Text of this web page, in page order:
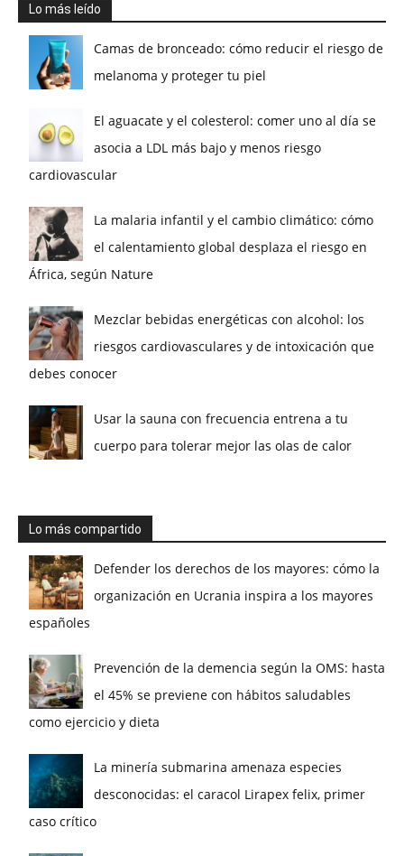
Lo más leído
Camas de bronceado: cómo reducir el riesgo de
melanoma y proteger tu piel
El aguacate y el colesterol: comer uno al día se
asocia a LDL más bajo y menos riesgo
cardiovascular
La malaria infantil y el cambio climático: cómo
el calentamiento global desplaza el riesgo en
África, según Nature
Mezclar bebidas energéticas con alcohol: los
riesgos cardiovasculares y de intoxicación que
debes conocer
Usar la sauna con frecuencia entrena a tu
cuerpo para tolerar mejor las olas de calor
Lo más compartido
Defender los derechos de los mayores: cómo la
organización en Ucrania inspira a los mayores
españoles
Prevención de la demencia según la OMS: hasta
el 45% se previene con hábitos saludables
como ejercicio y dieta
La minería submarina amenaza especies
desconocidas: el caracol Lirapex felix, primer
caso crítico